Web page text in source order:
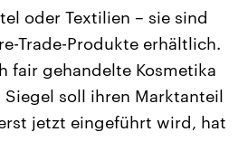
Anhalt
6.
neuen
das
aus
USA
Aktuelle Beiträge,
Hintergründe
Wirtschaftlich und
gehören die Vereinigten
den mächtigsten Ländern
oder Textilien – sie sind
Trade-Produkte erhältlich.
fair gehandelte Kosmetika
Siegel soll ihren Marktanteil
jetzt eingeführt wird, hat